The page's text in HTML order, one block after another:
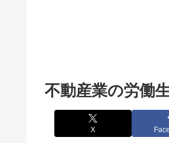
不動産業の労働
X